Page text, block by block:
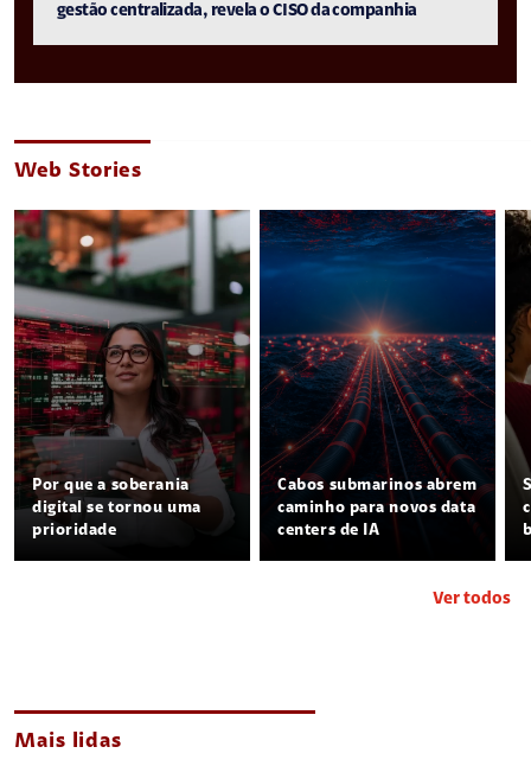
gestão centralizada, revela o CISO da companhia
Web Stories
Por que a soberania
digital se tornou uma
prioridade
Cabos submarinos abrem
caminho para novos data
centers de IA
Ver todos
Mais lidas